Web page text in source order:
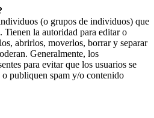
(o grupos de individuos) que
Tienen la autoridad para editar o
abrirlos, moverlos, borrar y separar
Generalmente, los
para evitar que los usuarios se
o publiquen spam y/o contenido